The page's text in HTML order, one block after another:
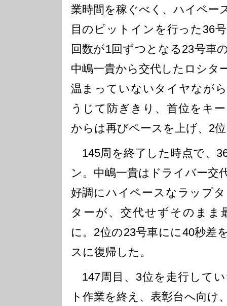
業時間を稼ぐべく、ハイペー
目のピットインを行った36
回数が1回ずつとなる23号車
中嶋一貴から交代したロシタ
温まっていないタイヤなが
うじて防ぎきり、首位をキ
からは再びペースを上げ、2
145周を終了した時点で、
ン。中嶋一貴はドライバー交
好調にハイペースなラップ
ターが、交代せずそのまま
に。2位の23号車にに40秒差
スに復帰した。
147周目、3位を走行して
ト作業を終え、表彰台へ向け